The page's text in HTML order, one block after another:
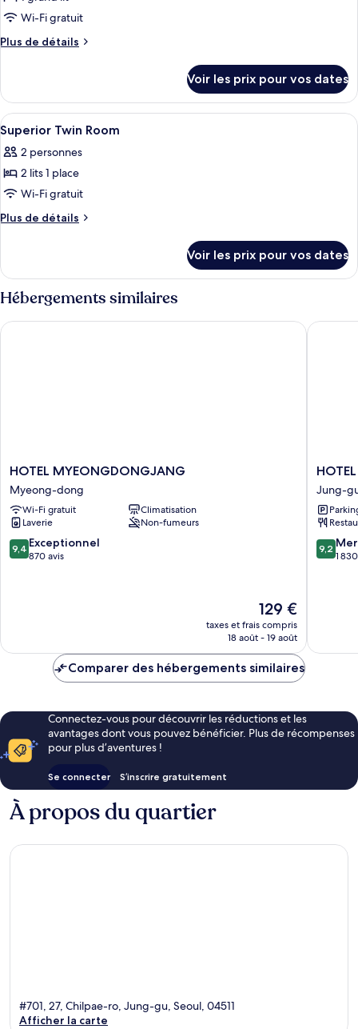
pour
ce
chambre :
Superior
Double
Room
Wi-Fi gratuit
Plus de détails
Plus
le
type
de
chambre
Superior
Double
Voir les prix pour vos dates
Afficher
toutes
les
photos
pour
ce
chambre :
Superior
Twin
Room
Coffres-forts dans les chambres,
8
Superior Twin Room
2 personnes
2 lits 1 place
Wi-Fi gratuit
Plus de détails
Plus
le
type
de
chambre
Superior
Voir les prix pour vos dates
Hébergements similaires
HOTEL
MYEONGDONGJANG
Myeong-
dong
HOTEL MYEONGDONGJANG
Myeong-dong
Wi-Fi gratuit
Climatisation
Laverie
Non-fumeurs
9.4
sur
9,4 Exceptionnel
870 avis
Le
nouveau
prix
de
129 €
taxes et frais compris
18 août - 19 août
HOTEL MYEONGDONGJANG
HOTEL
THE
Jung-
gu
Jung-
9.2
sur
9,2
1
HOTEL
Comparer des hébergements similaires
Connectez-vous pour découvrir les réductions et les
avantages dont vous pouvez bénéficier. Plus de récompenses
pour plus d’aventures !
Se connecter S’inscrire gratuitement
À propos du quartier
#701, 27, Chilpae-ro, Jung-gu, Seoul, 04511
Afficher la carte